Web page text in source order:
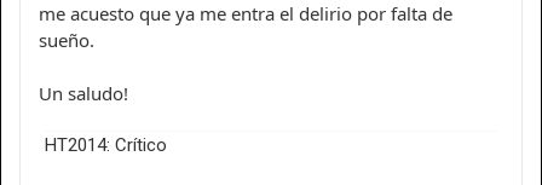
me acuesto que ya me entra el delirio por falta de
sueño.
Un saludo!
HT2014: Crítico